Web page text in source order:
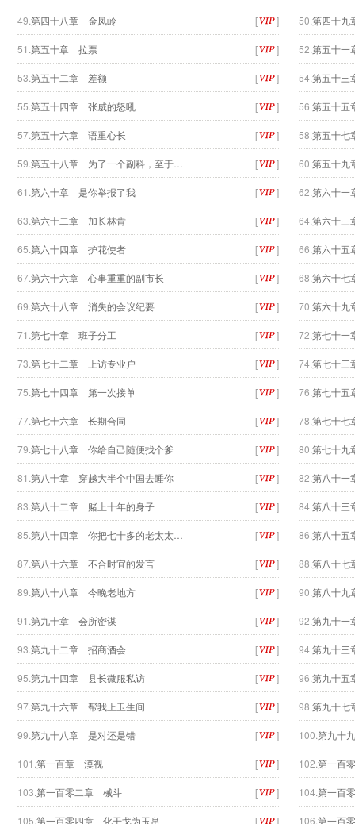
49. 第四十八章 金凤岭 [ ] 50. 第四十
51. 第五十章 拉票 [ ] 52. 第五十
53. 第五十二章 差额 [ ] 54. 第五十
55. 第五十四章 张威的怒吼 [ ] 56. 第五十
57.第五十六章 语重心长 [ ] 58. 第五十
59. 第五十八章 为了一个副科，至于… [ ] 60. 第五十
61. 第六十章 是你举报了我 [ ] 62. 第六十
63. 第六十二章 加长林肯 [ ] 64. 第六十
65. 第六十四章 护花使者 [ ] 66. 第六十
67.第六十六章 心事重重的副市长 [ ] 68. 第六十
69. 第六十八章 消失的会议纪要 [ ] 70. 第六十
71. 第七十章 班子分工 [ ] 72. 第七十
73. 第七十二章 上访专业户 [ ] 74. 第七十
75. 第七十四章 第一次接单 [ ] 76. 第七十
77.第七十六章 长期合同 [ ] 78. 第七十
79. 第七十八章 你给自己随便找个爹 [ ] 80. 第七十
81. 第八十章 穿越大半个中国去睡你 [ ] 82. 第八十
83. 第八十二章 赌上十年的身子 [ ] 84. 第八十
85. 第八十四章 你把七十多的老太太… [ ] 86. 第八十
87.第八十六章 不合时宜的发言 [ ] 88. 第八十
89. 第八十八章 今晚老地方 [ ] 90. 第八十
91. 第九十章 会所密谋 [ ] 92. 第九十
93. 第九十二章 招商酒会 [ ] 94. 第九十
95. 第九十四章 县长微服私访 [ ] 96. 第九十
97.第九十六章 帮我上卫生间 [ ] 98. 第九十
99. 第九十八章 是对还是错 [ ] 100. 第九十
101. 第一百章 漠视 [ ] 102. 第一百
103. 第一百零二章 械斗 [ ] 104. 第一百
105. 第一百零四章 化干戈为玉帛 [ ] 106. 第一百